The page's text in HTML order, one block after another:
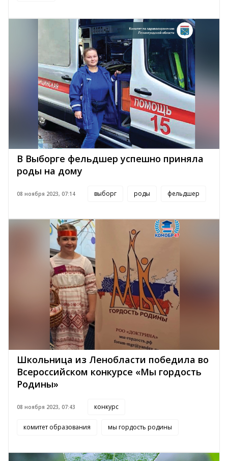
В Выборге фельдшер успешно приняла
роды на дому
08 ноября 2023, 07:14 выборг роды фельдшер
Школьница из Ленобласти победила во
Всероссийском конкурсе «Мы гордость
Родины»
08 ноября 2023, 07:43 конкурс
комитет образования мы гордость родины